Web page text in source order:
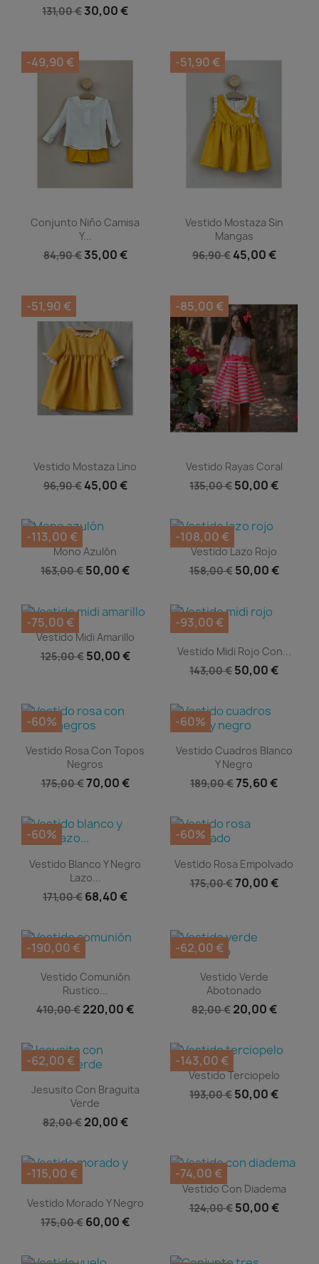
131,00 € 30,00 €
Vista rápida
Conjunto Niño Camisa
Y...
84,90 € 35,00 €
-49,90 €
Vista rápida
Vestido Mostaza Sin
Mangas
96,90 € 45,00 €
-51,90 €
Vista rápida
Vestido Mostaza Lino
96,90 € 45,00 €
-51,90 €
Vista rápida
Vestido Rayas Coral
135,00 € 50,00 €
-85,00 €
Vista rápida
Mono Azulón
163,00 € 50,00 €
-113,00 €
Vista rápida
Vestido Lazo Rojo
158,00 € 50,00 €
-108,00 €
Vista rápida
Vestido Midi Amarillo
125,00 € 50,00 €
-75,00 €
Vista rápida
Vestido Midi Rojo Con...
143,00 € 50,00 €
-93,00 €
Vista rápida
Vestido Rosa Con Topos
Negros
175,00 €70,00 €
-60%
Vista rápida
Vestido Cuadros Blanco
Y Negro
189,00 €75,60 €
-60%
Vista rápida
Vestido Blanco Y Negro
Lazo...
171,00 € 68,40 €
-60%
Vista rápida
Vestido Rosa Empolvado
175,00 €70,00 €
-60%
Vista rápida
Vestido Comunión
Rustico...
410,00 € 220,00 €
-190,00 €
Vista rápida
Vestido Verde
Abotonado
82,00 € 20,00 €
-62,00 €
Vista rápida
Jesusito Con Braguita
Verde
82,00 € 20,00 €
-62,00 €
Vista rápida
Vestido Terciopelo
193,00 € 50,00 €
-143,00 €
Vista rápida
Vestido Morado Y Negro
175,00 € 60,00 €
-115,00 €
Vista rápida
Vestido Con Diadema
124,00 € 50,00 €
-74,00 €